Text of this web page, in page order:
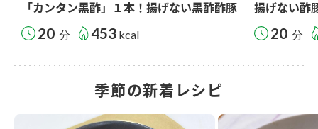
「カンタン黒酢」１本！揚げない黒酢酢豚
20 分 453 kcal
揚げない酢
20 分
季節の新着レシピ